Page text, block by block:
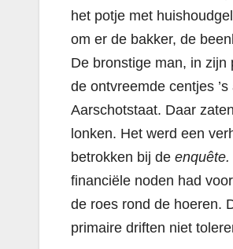
het potje met
om er de bakker, de
De bronstige man, in
de ontvreemde centjes
Aarschotstaat. Daar
lonken. Het werd een
betrokken bij de enquête.
financiële noden had
de roes rond de hoeren.
primaire driften niet